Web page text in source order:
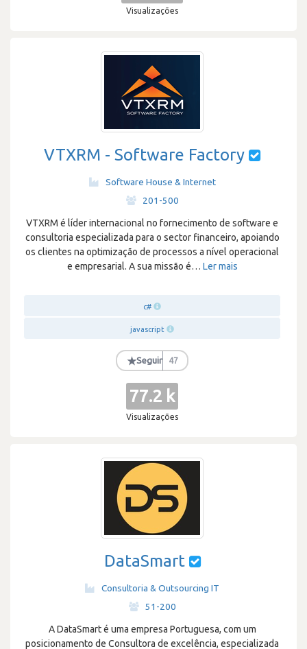
Visualizações
VTXRM - Software Factory
Software House & Internet
201-500
VTXRM é líder internacional no fornecimento de software e
consultoria especializada para o sector financeiro, apoiando
os clientes na optimização de processos a nível operacional
e empresarial. A sua missão é… Ler mais
c#
javascript
★Seguir 47
77.2 k
Visualizações
DataSmart
Consultoria & Outsourcing IT
51-200
A DataSmart é uma empresa Portuguesa, com um
posicionamento de Consultora de excelência, especializada